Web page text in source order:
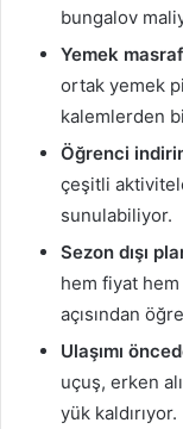
bungalov
Yemek
ortak yemek
kalemlerden
Öğrenci
çeşitli
sunulabiliyor.
Sezon dışı
hem fiyat
açısından
Ulaşımı
uçuş, erken
yük kaldırıyor.